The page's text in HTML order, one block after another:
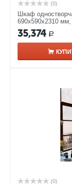
(0)
Шкаф
690х590х2310 мм,
35,374 Р
(0)